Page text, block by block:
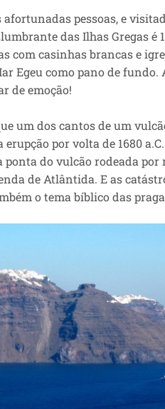
afortunadas pessoas, e
das Ilhas Gregas é
com casinhas brancas e
Egeu como pano de fundo.
de emoção!
um dos cantos de um
por volta de 1680
ponta do vulcão rodeada por
de Atlântida. E as
o tema bíblico das